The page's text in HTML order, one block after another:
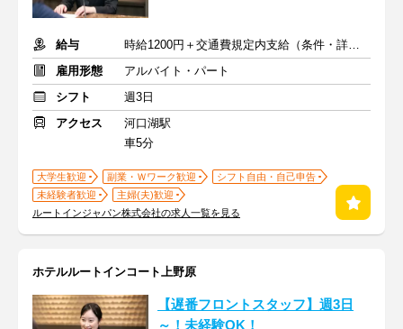
給与
時給1200円＋交通費規定内支給（条件・詳細は面接にて）
雇用形態
アルバイト・パート
シフト
週3日
アクセス
河口湖駅
車5分
大学生歓迎 副業・Ｗワーク歓迎
シフト自由・自己申告
未経験者歓迎
主婦(夫)歓迎
ルートインジャパン株式会社の求人一覧を見る
ホテルルートインコート上野原
【遅番フロントスタッフ】週3日
～！未経験OK！